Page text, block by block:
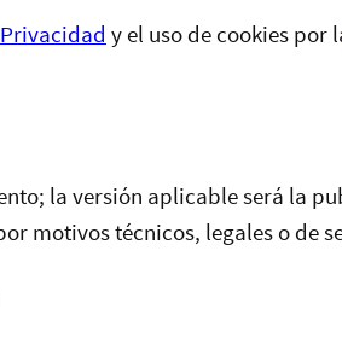
y el uso de cookies por
la versión aplicable será la
motivos técnicos, legales o de